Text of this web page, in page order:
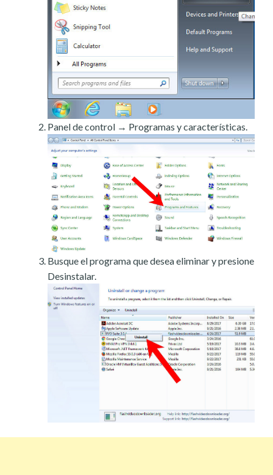
Panel de control → Programas y características.
Busque el programa que desea eliminar y presione
Desinstalar.